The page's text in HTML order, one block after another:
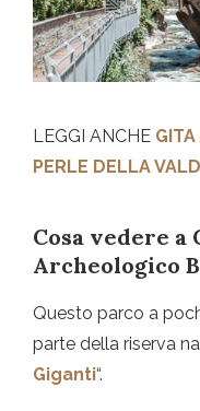
LEGGI ANCHE
PERLE DELLA
Cosa vedere a
Archeologico
Questo parco a
parte della riserva
Giganti“.